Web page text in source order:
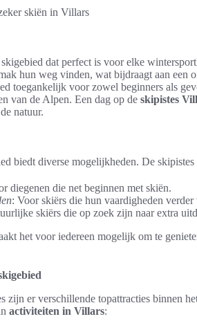
dat perfect is voor elke
hun weg vinden, wat bijdraagt aan een
toegankelijk voor zowel beginners als
van de Alpen. Een dag op de skipistes
natuur.
biedt diverse mogelijkheden. De
diegenen die net beginnen met skiën.
: Voor skiërs die hun vaardigheden
skiërs die op zoek zijn naar extra
het voor iedereen mogelijk om te
zijn er verschillende topattracties binnen
activiteiten in Villars: